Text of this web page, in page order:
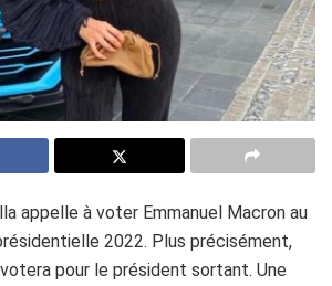
appelle à voter Emmanuel Macron au
2022. Plus précisément,
pour le président sortant. Une